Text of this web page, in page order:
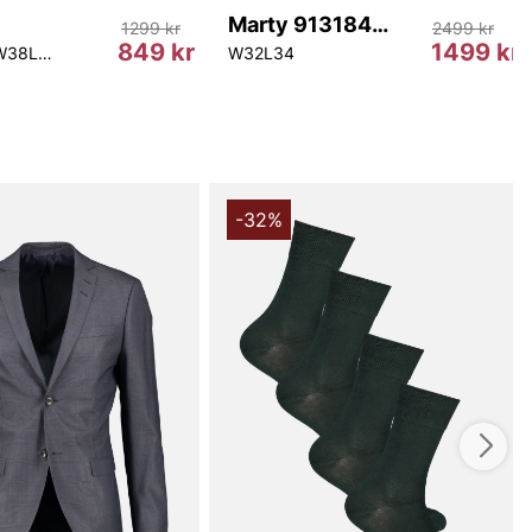
W40L32849 kr
1299 kr Marty 913184 284
W32L34 1499 kr
2499 kr
-32%